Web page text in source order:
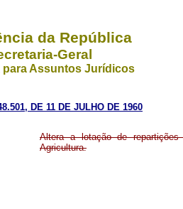
da República
Geral
para Assuntos Jurídicos
DE 11 DE JULHO DE 1960
Altera a lotação de
Agricultura.